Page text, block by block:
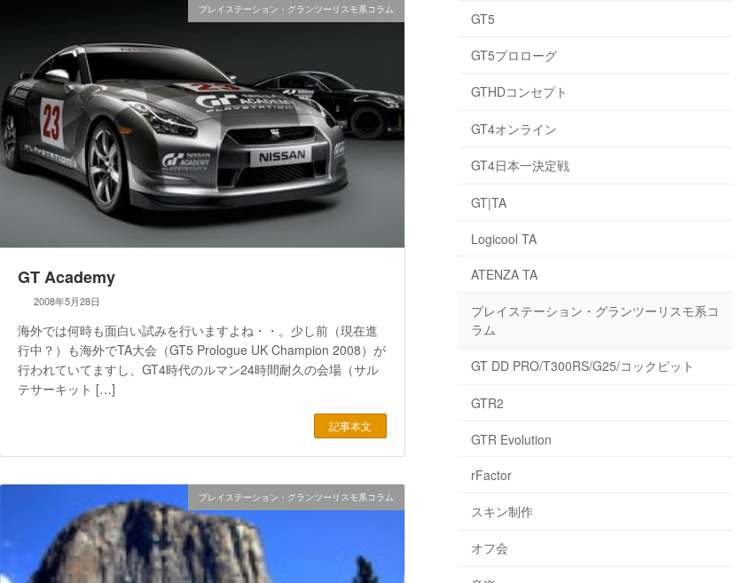
プレイステーション・グランツーリスモ系コラム
GT Academy
2008年5月28日
海外では何時も面白い試みを行いますよね・・。少し前（現在進
行中？）も海外でTA大会（GT5 Prologue UK Champion 2008）が
行われていてますし、GT4時代のルマン24時間耐久の会場（サル
テサーキット […]
記事本文
プレイステーション・グランツーリスモ系コラム
GT5
GT5プロローグ
GTHDコンセプト
GT4オンライン
GT4日本一決定戦
GT|TA
Logicool TA
ATENZA TA
プレイステーション・グランツーリスモ系コ
ラム
GT DD PRO/T300RS/G25/コックピット
GTR2
GTR Evolution
rFactor
スキン制作
オフ会